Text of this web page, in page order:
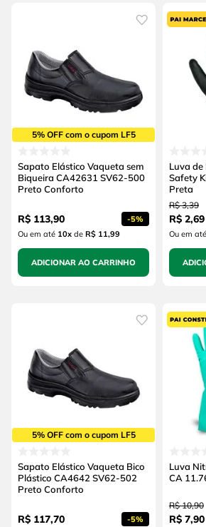
5% OFF com o cupom LF5
Sapato Elástico Vaqueta sem
Biqueira CA42631 SV62-500
Preto Conforto
R$ 113,90 -5%
Ou em até 10xde R$ 11,99
ADICIONAR AO CARRINHO
Luva de
Safety
Preta
R$ 3,39
R$ 2,69
Ou em até
5% OFF com o cupom LF5
Sapato Elástico Vaqueta Bico
Plástico CA4642 SV62-502
Preto Conforto
R$ 117,70 -5%
Luva
CA
R$ 10,90
R$ 7,90
8 º fio
9º lavadora alta pressão
serra copo
luva
º lavadora alta pressão
º alicate